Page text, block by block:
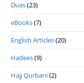
Duas(23)
eBooks(7)
English Articles(20)
Hadees(9)
Hajj Qurbani(2)